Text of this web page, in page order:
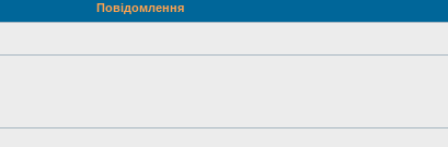
Повідомлення